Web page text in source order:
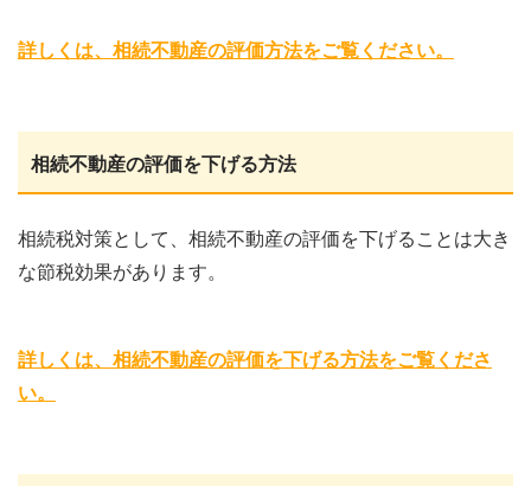
詳しくは、相続不動産の評価方法をご覧ください。
相続不動産の評価を下げる方法
相続税対策として、相続不動産の評価を下げることは大き
な節税効果があります。
詳しくは、相続不動産の評価を下げる方法をご覧くださ
い。